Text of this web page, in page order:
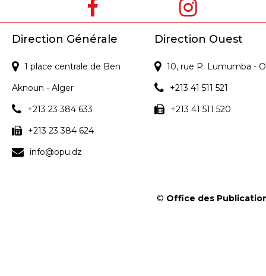
Direction Générale
1 place centrale de Ben
Aknoun - Alger
+213 23 384 633
+213 23 384 624
info@opu.dz
Direction Ouest
10, rue P. Lumumba -
+213 41 511 521
+213 41 511 520
© Office des